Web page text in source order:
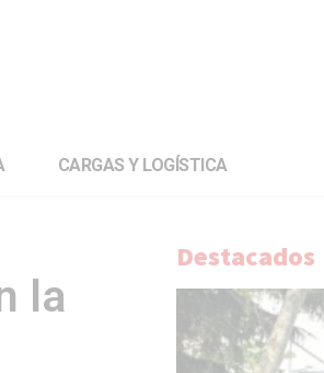
CARGAS Y LOGÍSTICA
la
Destacados